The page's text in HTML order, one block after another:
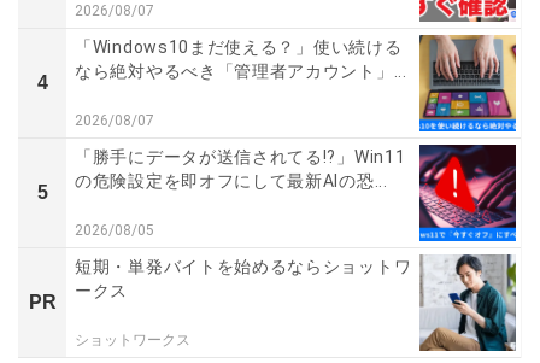
2026/08/07
4
「Windows10まだ使える？」使い続ける
なら絶対やるべき「管理者アカウント」...
2026/08/07
5
「勝手にデータが送信されてる!?」Win11
の危険設定を即オフにして最新AIの恐...
2026/08/05
PR
短期・単発バイトを始めるならショットワ
ークス
ショットワークス